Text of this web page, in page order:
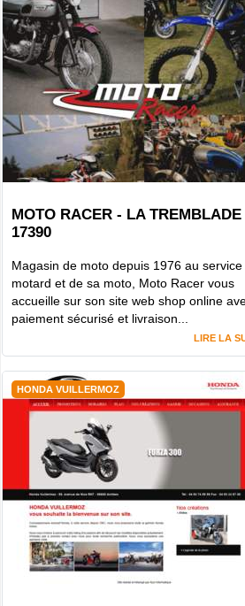
MOTO RACER - LA TREMBLADE
17390
Magasin de moto depuis 1976 au service
motard et de sa moto, Moto Racer vous
accueille sur son site web shop online
paiement sécurisé et livraison...
LIRE LA
HONDA VUILLERMOZ